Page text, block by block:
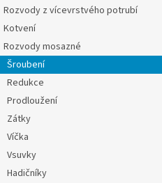
Rozvody z vícevrstvého potrubí
Kotvení
Rozvody mosazné
Šroubení
Redukce
Prodloužení
Zátky
Víčka
Vsuvky
Hadičníky